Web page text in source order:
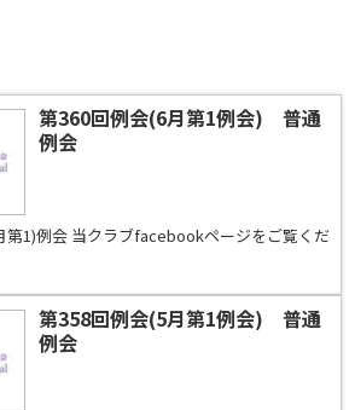
第360回例会(6月第1例会) 普通
例会
第1)例会 当クラブfacebookページをご覧くだ
第358回例会(5月第1例会) 普通
例会